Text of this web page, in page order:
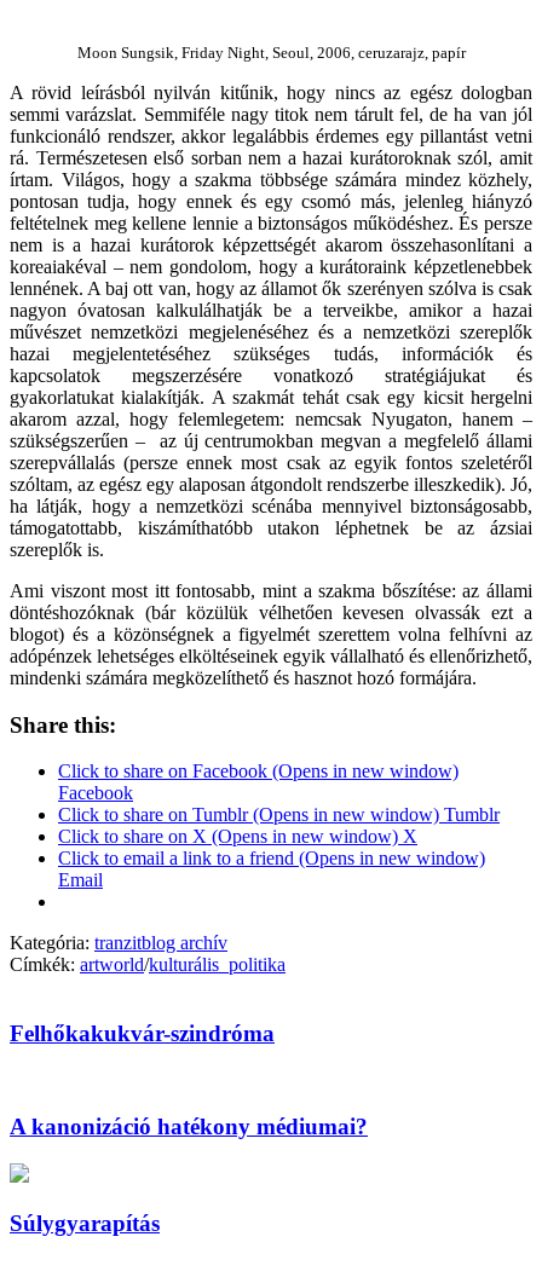
Moon Sungsik, Friday Night, Seoul, 2006, ceruzarajz, papír
A rövid leírásból nyilván kitűnik, hogy nincs az egész dologban
semmi varázslat. Semmiféle nagy titok nem tárult fel, de ha van jól
funkcionáló rendszer, akkor legalábbis érdemes egy pillantást vetni
rá. Természetesen első sorban nem a hazai kurátoroknak szól, amit
írtam. Világos, hogy a szakma többsége számára mindez közhely,
pontosan tudja, hogy ennek és egy csomó más, jelenleg hiányzó
feltételnek meg kellene lennie a biztonságos működéshez. És persze
nem is a hazai kurátorok képzettségét akarom összehasonlítani a
koreaiakéval – nem gondolom, hogy a kurátoraink képzetlenebbek
lennének. A baj ott van, hogy az államot ők szerényen szólva is csak
nagyon óvatosan kalkulálhatják be a terveikbe, amikor a hazai
művészet nemzetközi megjelenéséhez és a nemzetközi szereplők
hazai megjelentetéséhez szükséges tudás, információk és
kapcsolatok megszerzésére vonatkozó stratégiájukat és
gyakorlatukat kialakítják. A szakmát tehát csak egy kicsit hergelni
akarom azzal, hogy felemlegetem: nemcsak Nyugaton, hanem –
szükségszerűen – az új centrumokban megvan a megfelelő állami
szerepvállalás (persze ennek most csak az egyik fontos szeletéről
szóltam, az egész egy alaposan átgondolt rendszerbe illeszkedik). Jó,
ha látják, hogy a nemzetközi scénába mennyivel biztonságosabb,
támogatottabb, kiszámíthatóbb utakon léphetnek be az ázsiai
szereplők is.
Ami viszont most itt fontosabb, mint a szakma bőszítése: az állami
döntéshozóknak (bár közülük vélhetően kevesen olvassák ezt a
blogot) és a közönségnek a figyelmét szerettem volna felhívni az
adópénzek lehetséges elköltéseinek egyik vállalható és ellenőrizhető,
mindenki számára megközelíthető és hasznot hozó formájára.
Share this:
Click to share on Facebook (Opens in new window)
Facebook
Click to share on Tumblr (Opens in new window) Tumblr
Click to share on X (Opens in new window) X
Click to email a link to a friend (Opens in new window)
Email
Kategória: tranzitblog archív
Címkék: artworld/kulturális_politika
Felhőkakukvár-szindróma
A kanonizáció hatékony médiumai?
Súlygyarapítás